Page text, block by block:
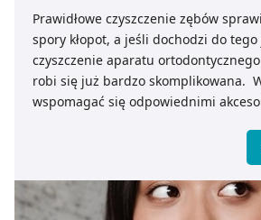
Prawidłowe czyszczenie zębów
spory kłopot, a jeśli dochodzi do tego
czyszczenie aparatu
robi się już bardzo skomplikowana.
wspomagać się odpowiednimi
do aparatów ortodontycznych, które
zachować właściwy poziom higieny.